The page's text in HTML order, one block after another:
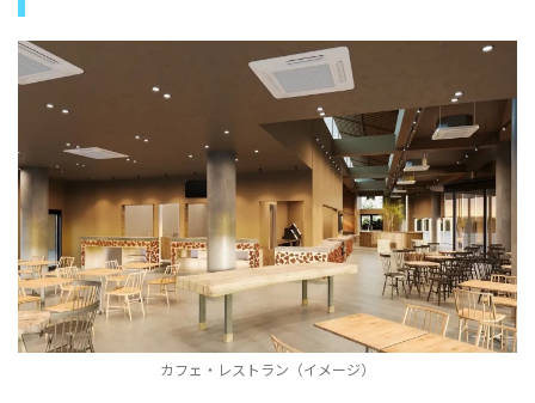
カフェ・レストラン（イメージ）